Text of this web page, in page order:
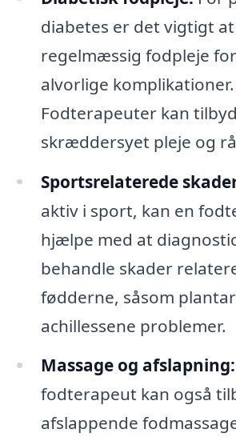
diabetes er det vigtigt
regelmæssig fodpleje
alvorlige komplikationer.
Fodterapeuter kan
skræddersyet pleje og
Sportsrelaterede
aktiv i sport, kan en
hjælpe med at
behandle skader
fødderne, såsom
achillessene problemer.
Massage og afslapning:
fodterapeut kan også
afslappende